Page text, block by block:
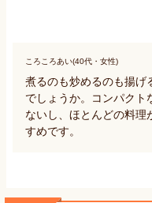
ころころあい(40代・女性)
煮るのも炒めるのも揚げ
でしょうか。コンパクト
ないし、ほとんどの料理
すめです。